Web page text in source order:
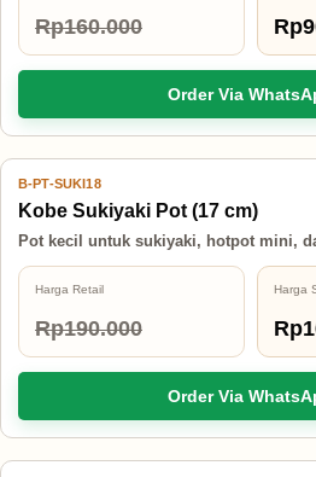
Rp160.000
Order Via
12% OFF
B-PT-SUKI18
Kobe Sukiyaki Pot (17 cm)
Pot kecil untuk sukiyaki, hotpot mini,
Harga Retail
Rp190.000
Harga
Order Via